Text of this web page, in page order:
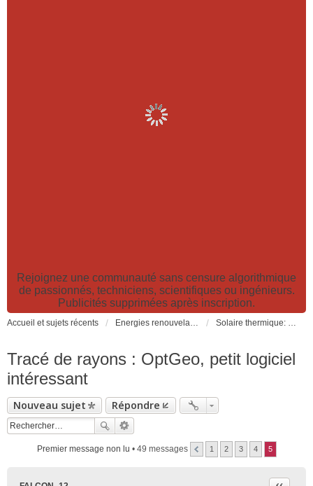
Rejoignez une communauté sans censure algorithmique
de passionnés, techniciens, scientifiques ou ingénieurs.
Publicités supprimées après inscription.
Accueil et sujets récents Energies renouvelables et fossiles, énergie solaire, biocarburants et changement climatique Solaire thermique: capteurs solaires CESI, chauffage, ECS, fours et cuiseurs solaires
Tracé de rayons : OptGeo, petit logiciel
intéressant
Nouveau sujet Répondre
Premier message non lu • 49 messages 1 2 3 4 5